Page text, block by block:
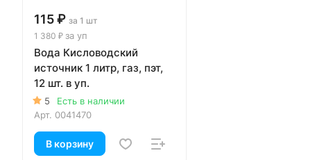
115 ₽ за 1 шт
1 380 ₽ за уп
Вода Кисловодский
источник 1 литр, газ, пэт,
12 шт. в уп.
5
Есть в наличии
Арт. 0041470
В корзину